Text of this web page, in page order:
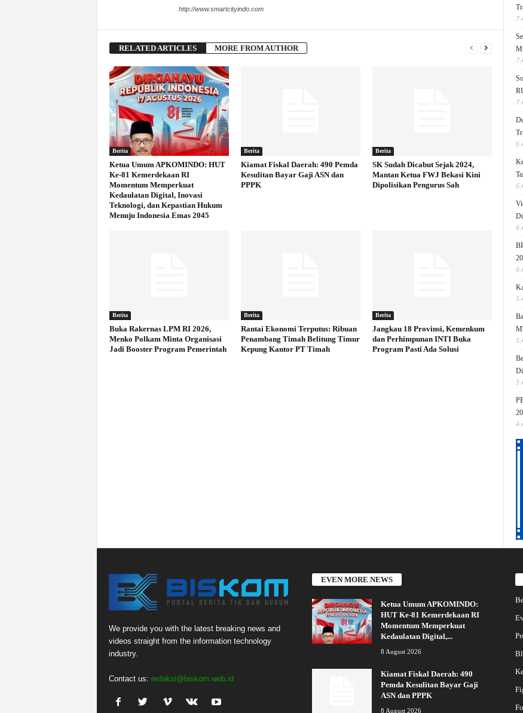
http://www.smartcityindo.com
RELATED ARTICLES MORE FROM AUTHOR
Berita
Ketua Umum APKOMINDO: HUT
Ke-81 Kemerdekaan RI
Momentum Memperkuat
Kedaulatan Digital, Inovasi
Teknologi, dan Kepastian Hukum
Menuju Indonesia Emas 2045
Berita
Kiamat Fiskal Daerah: 490 Pemda
Kesulitan Bayar Gaji ASN dan
PPPK
Berita
SK Sudah Dicabut Sejak 2024,
Mantan Ketua FWJ Bekasi Kini
Dipolisikan Pengurus Sah
Berita
Buka Rakernas LPM RI 2026,
Menko Polkam Minta Organisasi
Jadi Booster Program Pemerintah
Berita
Rantai Ekonomi Terputus: Ribuan
Penambang Timah Belitung Timur
Kepung Kantor PT Timah
Berita
Jangkau 18 Provinsi, Kemenkum
dan Perhimpunan INTI Buka
Program Pasti Ada Solusi
7
7
7
6
6
6
6
5
5
5
4
We provide you with the latest breaking news and
videos straight from the information technology
industry.
Contact us: redaksi@biskom.web.id
EVEN MORE NEWS
Ketua Umum APKOMINDO:
HUT Ke-81 Kemerdekaan RI
Momentum Memperkuat
Kedaulatan Digital,...
8 August 2026
Kiamat Fiskal Daerah: 490
Pemda Kesulitan Bayar Gaji
ASN dan PPPK
8 August 2026